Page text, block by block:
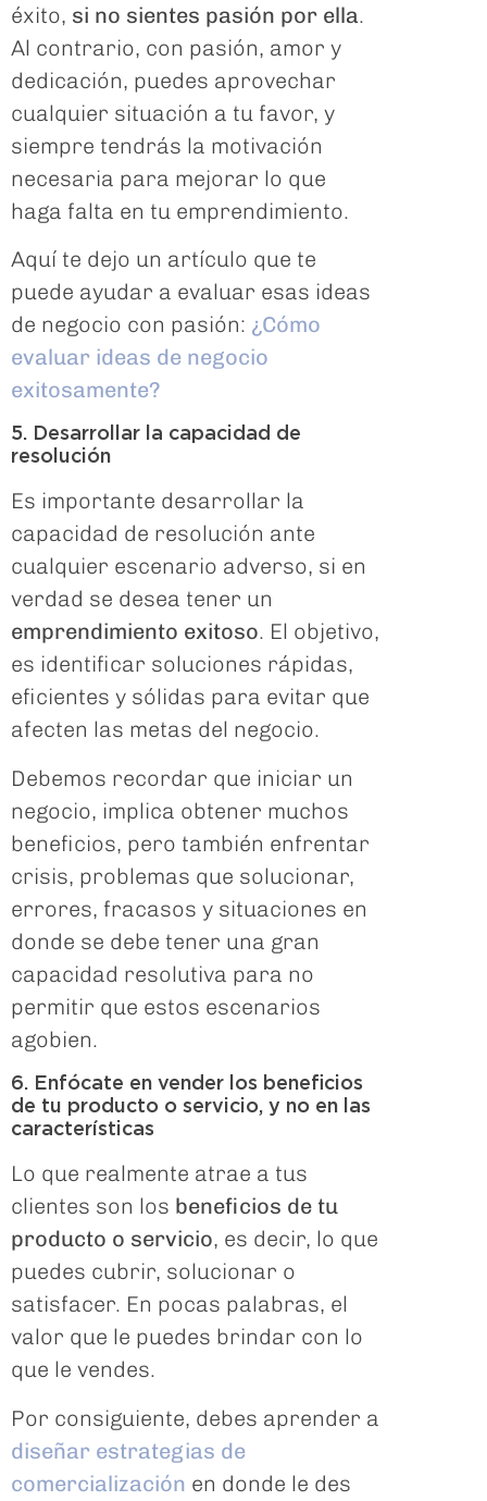
éxito, si no sientes pasión por ella.
Al contrario, con pasión, amor y
dedicación, puedes aprovechar
cualquier situación a tu favor, y
siempre tendrás la motivación
necesaria para mejorar lo que
haga falta en tu emprendimiento.
Aquí te dejo un artículo que te
puede ayudar a evaluar esas ideas
de negocio con pasión: ¿Cómo
evaluar ideas de negocio
exitosamente?
5. Desarrollar la capacidad de
resolución
Es importante desarrollar la
capacidad de resolución ante
cualquier escenario adverso, si en
verdad se desea tener un
emprendimiento exitoso. El objetivo,
es identificar soluciones rápidas,
eficientes y sólidas para evitar que
afecten las metas del negocio.
Debemos recordar que iniciar un
negocio, implica obtener muchos
beneficios, pero también enfrentar
crisis, problemas que solucionar,
errores, fracasos y situaciones en
donde se debe tener una gran
capacidad resolutiva para no
permitir que estos escenarios
agobien.
6. Enfócate en vender los beneficios
de tu producto o servicio, y no en las
características
Lo que realmente atrae a tus
clientes son los beneficios de tu
producto o servicio, es decir, lo que
puedes cubrir, solucionar o
satisfacer. En pocas palabras, el
valor que le puedes brindar con lo
que le vendes.
Por consiguiente, debes aprender a
diseñar estrategias de
comercialización en donde le des